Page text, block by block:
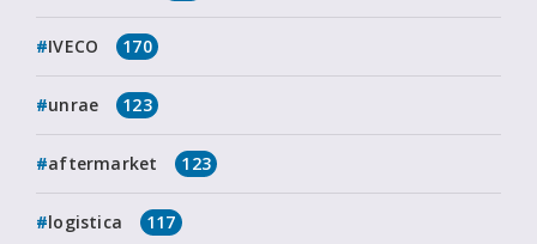
IVECO 170
unrae 123
aftermarket 123
logistica 117